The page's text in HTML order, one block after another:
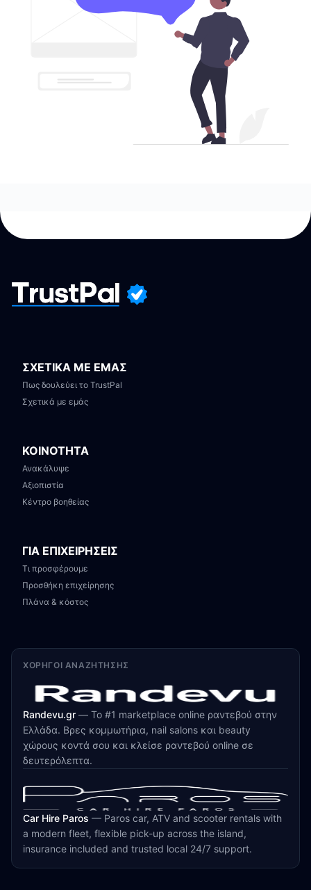
ΣΧΕΤΙΚΑ ΜΕ ΕΜΑΣ
Πως δουλεύει το TrustPal
Σχετικά με εμάς
ΚΟΙΝΟΤΗΤΑ
Ανακάλυψε
Αξιοπιστία
Κέντρο βοηθείας
ΓΙΑ ΕΠΙΧΕΙΡΗΣΕΙΣ
Τι προσφέρουμε
Προσθήκη επιχείρησης
Πλάνα & κόστος
ΧΟΡΗΓΟΊ ΑΝΑΖΉΤΗΣΗΣ
Randevu.gr — Το #1 marketplace online ραντεβού στην
Ελλάδα. Βρες κομμωτήρια, nail salons και beauty
χώρους κοντά σου και κλείσε ραντεβού online σε
δευτερόλεπτα.
Car Hire Paros — Paros car, ATV and scooter rentals with
a modern fleet, flexible pick-up across the island,
insurance included and trusted local 24/7 support.